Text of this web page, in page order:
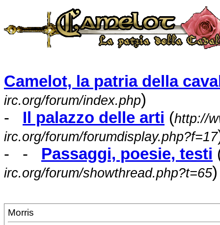
Camelot, la patria della
irc.org/forum/index.php)
- Il palazzo delle arti (http://
irc.org/forum/forumdisplay.php?f=17
- - Passaggi, poesie, testi
irc.org/forum/showthread.php?t=65)
Morris